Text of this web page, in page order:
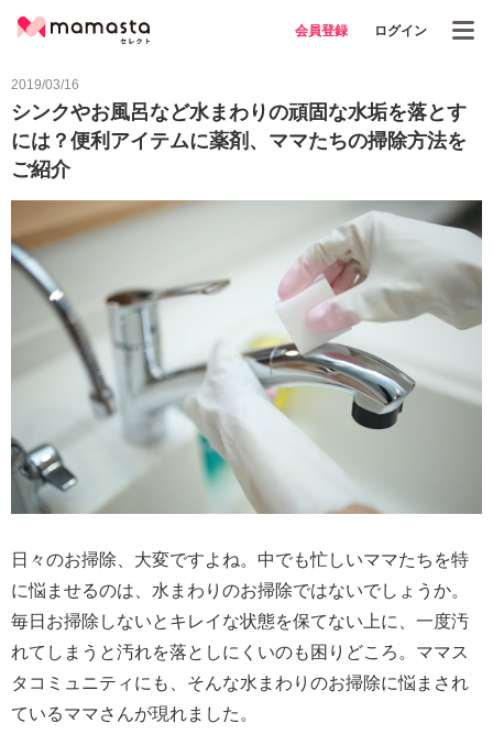
会員登録 ログイン
2019/03/16
シンクやお風呂など水まわりの頑固な水垢を落とす
には？便利アイテムに薬剤、ママたちの掃除方法を
ご紹介
日々のお掃除、大変ですよね。中でも忙しいママたちを特
に悩ませるのは、水まわりのお掃除ではないでしょうか。
毎日お掃除しないとキレイな状態を保てない上に、一度汚
れてしまうと汚れを落としにくいのも困りどころ。ママス
タコミュニティにも、そんな水まわりのお掃除に悩まされ
ているママさんが現れました。